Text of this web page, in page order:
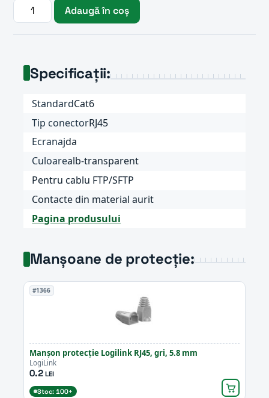
Adaugă în coș
Specificații:
StandardCat6
Tip conectorRJ45
Ecranajda
Culoarealb-transparent
Pentru cablu FTP/SFTP
Contacte din material aurit
Pagina produsului
Manșoane de protecție:
#1366
Manșon protecție Logilink RJ45, gri, 5.8 mm
LogiLink
0.2LEI
Stoc: 100+